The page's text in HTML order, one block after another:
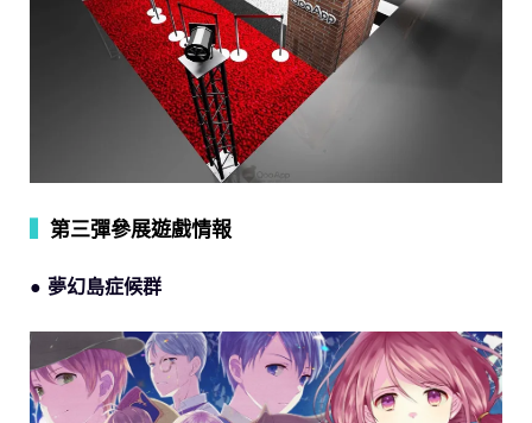
第三彈參展遊戲情報
● 夢幻島症候群